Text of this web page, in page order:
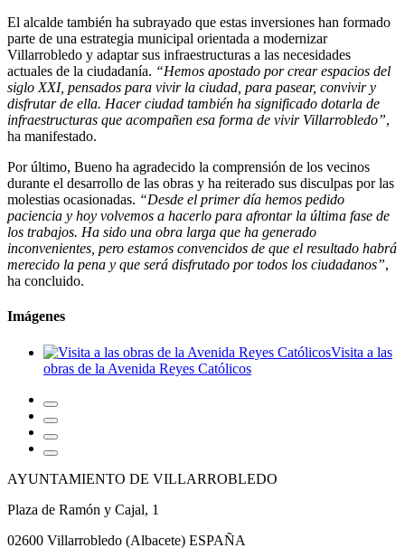
El alcalde también ha subrayado que estas inversiones han formado
parte de una estrategia municipal orientada a modernizar
Villarrobledo y adaptar sus infraestructuras a las necesidades
actuales de la ciudadanía. “Hemos apostado por crear espacios del
siglo XXI, pensados para vivir la ciudad, para pasear, convivir y
disfrutar de ella. Hacer ciudad también ha significado dotarla de
infraestructuras que acompañen esa forma de vivir Villarrobledo”,
ha manifestado.
Por último, Bueno ha agradecido la comprensión de los vecinos
durante el desarrollo de las obras y ha reiterado sus disculpas por las
molestias ocasionadas. “Desde el primer día hemos pedido
paciencia y hoy volvemos a hacerlo para afrontar la última fase de
los trabajos. Ha sido una obra larga que ha generado
inconvenientes, pero estamos convencidos de que el resultado habrá
merecido la pena y que será disfrutado por todos los ciudadanos”,
ha concluido.
Imágenes
Visita a las
obras de la Avenida Reyes Católicos
AYUNTAMIENTO DE VILLARROBLEDO
Plaza de Ramón y Cajal, 1
02600 Villarrobledo (Albacete) ESPAÑA